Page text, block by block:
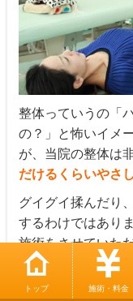
トップ 施術・料金
整体っていうの「
の？」と怖いイメ
が、当院の整体は
だけるくらいやさ
グイグイ揉んだり
するわけではあり
施術をさせていた